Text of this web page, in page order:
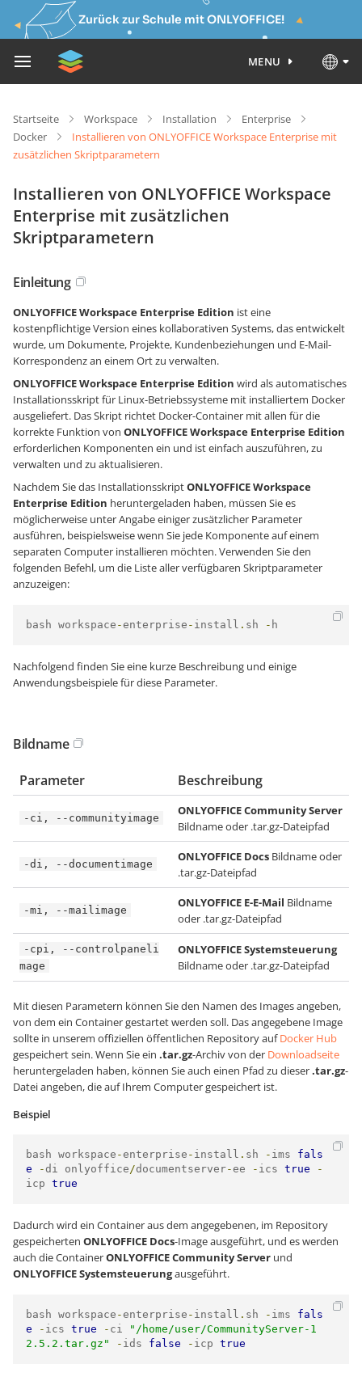
Zurück zur Schule mit ONLYOFFICE!
MENU
Startseite Workspace Installation
Enterprise
Docker
Installieren von ONLYOFFICE Workspace Enterprise mit
zusätzlichen Skriptparametern
Installieren von ONLYOFFICE Workspace
Enterprise mit zusätzlichen
Skriptparametern
Einleitung
ONLYOFFICE Workspace Enterprise Edition ist eine
kostenpflichtige Version eines kollaborativen Systems, das entwickelt
wurde, um Dokumente, Projekte, Kundenbeziehungen und E-Mail-
Korrespondenz an einem Ort zu verwalten.
ONLYOFFICE Workspace Enterprise Edition wird als automatisches
Installationsskript für Linux-Betriebssysteme mit installiertem Docker
ausgeliefert. Das Skript richtet Docker-Container mit allen für die
korrekte Funktion von ONLYOFFICE Workspace Enterprise Edition
erforderlichen Komponenten ein und ist einfach auszuführen, zu
verwalten und zu aktualisieren.
Nachdem Sie das InstallationsskriptONLYOFFICE Workspace
Enterprise Edition heruntergeladen haben, müssen Sie es
möglicherweise unter Angabe einiger zusätzlicher Parameter
ausführen, beispielsweise wenn Sie jede Komponente auf einem
separaten Computer installieren möchten. Verwenden Sie den
folgenden Befehl, um die Liste aller verfügbaren Skriptparameter
anzuzeigen:
bash workspace -enterprise - install . sh - h
Nachfolgend finden Sie eine kurze Beschreibung und einige
Anwendungsbeispiele für diese Parameter.
Bildname
Parameter Beschreibung
-ci, --communityimage
ONLYOFFICE Community Server
Bildname oder .tar.gz-Dateipfad
-di, --documentimage
ONLYOFFICE Docs Bildname oder
.tar.gz-Dateipfad
-mi, --mailimage
ONLYOFFICE E-E-Mail Bildname
oder .tar.gz-Dateipfad
-cpi, --controlpaneli
mage
ONLYOFFICE Systemsteuerung
Bildname oder .tar.gz-Dateipfad
Mit diesen Parametern können Sie den Namen des Images angeben,
von dem ein Container gestartet werden soll. Das angegebene Image
sollte in unserem offiziellen öffentlichen Repository aufDocker Hub
gespeichert sein. Wenn Sie ein .tar.gz-Archiv von der Downloadseite
heruntergeladen haben, können Sie auch einen Pfad zu dieser.tar.gz-
Datei angeben, die auf Ihrem Computer gespeichert ist.
Beispiel
bash workspace -enterprise - install . sh - ims fals
e
-di onlyoffice/documentserver-ee - ics true
-
icp true
Dadurch wird ein Container aus dem angegebenen, im Repository
gespeicherten ONLYOFFICE Docs-Image ausgeführt, und es werden
auch die ContainerONLYOFFICE Community Server und
ONLYOFFICE Systemsteuerungausgeführt.
bash workspace -enterprise - install . sh - ims fals
e
- ics true - ci
"/home/user/CommunityServer-1
2.5.2.tar.gz"
- ids false - icp true